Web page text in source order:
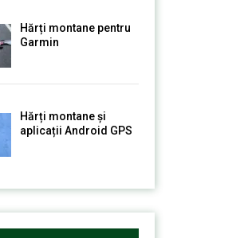
Hărți montane pentru
Garmin
Hărți montane și
aplicații Android GPS